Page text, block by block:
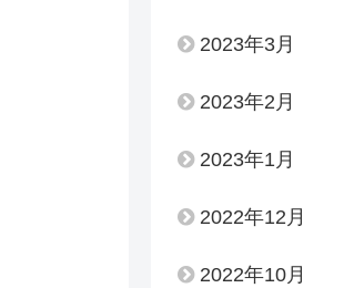
2023年3月
2023年2月
2023年1月
2022年12月
2022年10月